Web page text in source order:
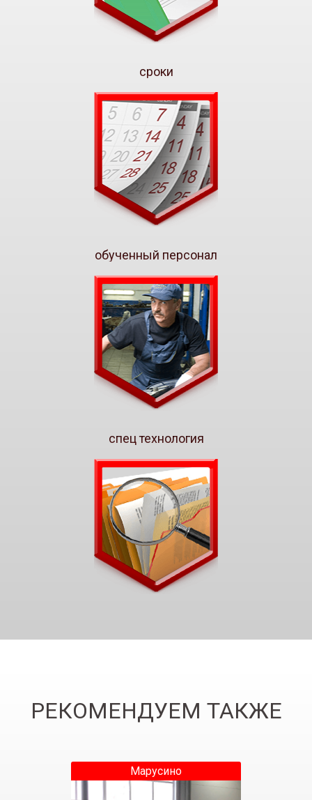
сроки
обученный персонал
спец технология
РЕКОМЕНДУЕМ ТАКЖЕ
Марусино